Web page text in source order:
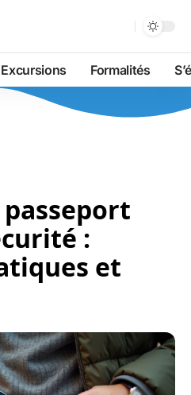
Excursions Formalités
:
et